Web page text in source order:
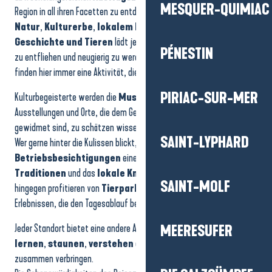
MESQUER-QUIMIAC
PÉNESTIN
PIRIAC-SUR-MER
SAINT-LYPHARD
SAINT-MOLF
MEERESUFER
CPIE Loire Océane
Legendia Parc
La Petite Arche de la Vallée - Ferme pédagogique
Heimatmuseum L’Ecomusée mit Saint-Nazaire
Les Jardins de la Mer - Atelier Algues et Plantes Sauvages
La Maison des Paludiers
Réserve Naturelle Régionale Marais de Brière (Naturschutzzone)
Region in all ihren Facetten zu entdecken. Zwischengeschützter
Natur, Kulturerbe, lokalem Know-how
Geschichte und Tieren lädt jeder Rundgang dazu ein, dem Alltag
zu entfliehen und neugierig zu werden. Große und kleine Besucher
finden hier immer eine Aktivität, die sie mit anderen teilen können.
Kulturbegeisterte werden dieMuseen historischen Räume ,
Ausstellungen und Orte, die dem Gedächtnis des Territoriums
gewidmet sind, zu schätzen wissen.
Wer gerne hinter die Kulissen blickt, kann bei
Betriebsbesichtigungeneinen Einblick in die
Traditionenund das lokale Know-how
hingegen profitieren vonTierparks
, Spielwelten und interaktiven
Erlebnissen, die den Tagesablauf bestimmen.
Jeder Standort bietet eine andere Art, das Gebiet zu erkunden:
lernen,staunen,verstehenoder einfach nur einen Moment
zusammen verbringen.